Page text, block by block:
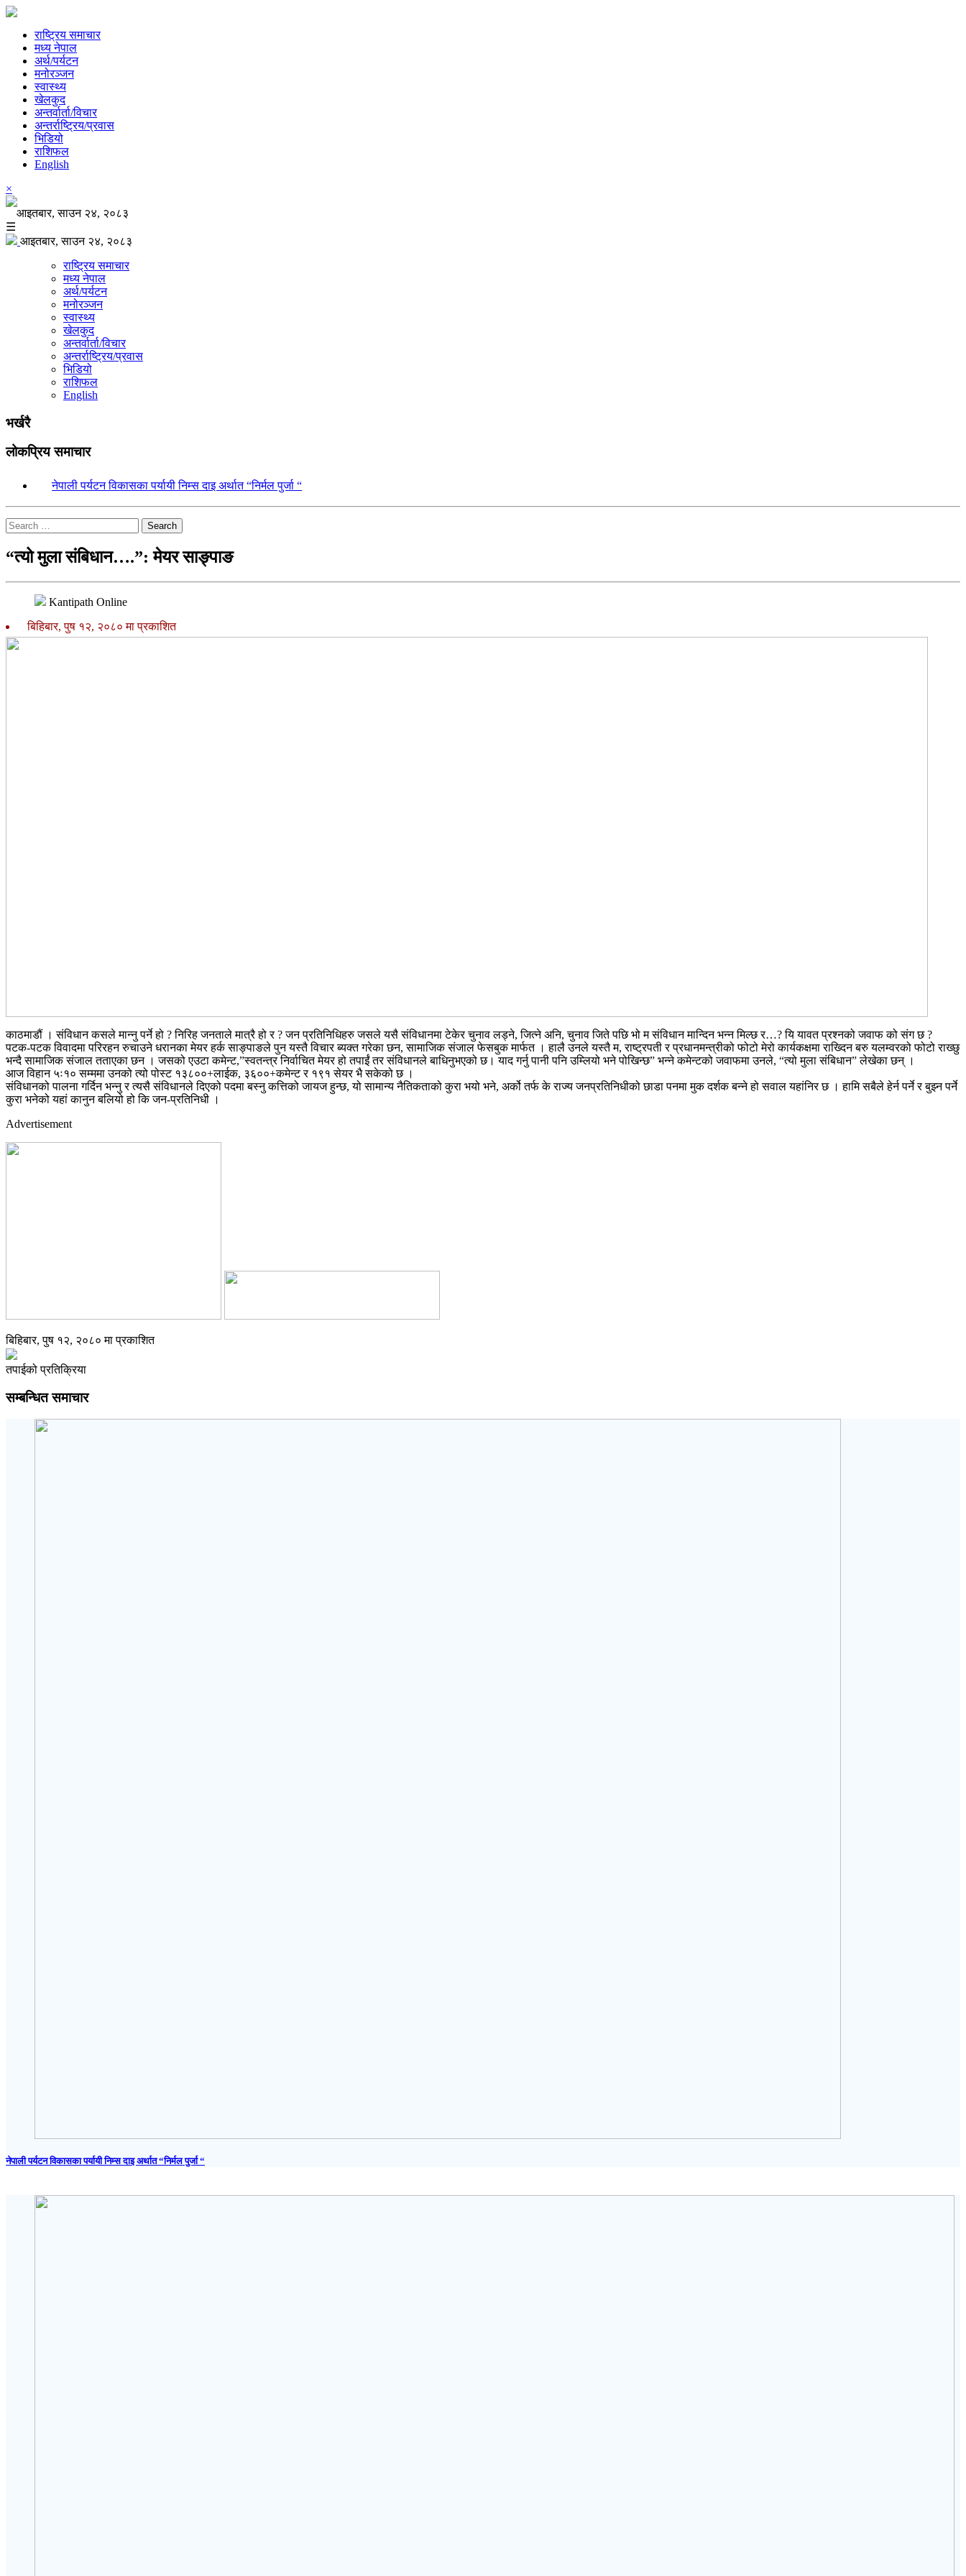
राष्ट्रिय समाचार
मध्य नेपाल
अर्थ/पर्यटन
मनोरञ्जन
स्वास्थ्य
खेलकुद
अन्तर्वार्ता/विचार
अन्तर्राष्ट्रिय/प्रवास
भिडियो
राशिफल
English
×
आइतबार, साउन २४, २०८३
☰
आइतबार, साउन २४, २०८३
राष्ट्रिय समाचार
मध्य नेपाल
अर्थ/पर्यटन
मनोरञ्जन
स्वास्थ्य
खेलकुद
अन्तर्वार्ता/विचार
अन्तर्राष्ट्रिय/प्रवास
भिडियो
राशिफल
English
भर्खरै
लोकप्रिय समाचार
नेपाली पर्यटन विकासका पर्यायी निम्स दाइ अर्थात “निर्मल पुर्जा “
Search
“त्यो मुला संबिधान….”: मेयर साङ्पाङ
Kantipath Online
बिहिबार, पुष १२, २०८० मा प्रकाशित
काठमाडौं । संविधान कसले मान्नु पर्ने हो ? निरिह जनताले मात्रै हो र ? जन प्रतिनिधिहरु जसले यसै संविधानमा टेकेर चुनाव लड्ने, जित्ने अनि, चुनाव जिते पछि भो म संविधान मान्दिन भन्न मिल्छ र…? यि यावत प्रश्नको जवाफ को संग छ ?
पटक-पटक विवादमा परिरहन रुचाउने धरानका मेयर हर्क साङ्पाङले पुन यस्तै विचार ब्यक्त गरेका छन, सामाजिक संजाल फेसबुक मार्फत । हालै उनले यस्तै म, राष्ट्रपती र प्रधानमन्त्रीको फोटो मेरो कार्यकक्षमा राख्दिन बरु यलम्वरको फोटो राख्छु
भन्दै सामाजिक संजाल तताएका छन । जसको एउटा कमेन्ट,”स्वतन्त्र निर्वाचित मेयर हो तपाईं तर संविधानले बाधिनुभएको छ। याद गर्नु पानी पनि उम्लियो भने पोखिन्छ” भन्ने कमेन्टको जवाफमा उनले, “त्यो मुला संबिधान” लेखेका छन् ।
आज विहान ५ः१० सम्ममा उनको त्यो पोस्ट १३८००+लाईक, ३६००+कमेन्ट र १९१ सेयर भै सकेको छ ।
संविधानको पालना गर्दिन भन्नु र त्यसै संविधानले दिएको पदमा बस्नु कत्तिको जायज हुन्छ, यो सामान्य नैतिकताको कुरा भयो भने, अर्को तर्फ के राज्य जनप्रतिनिधीको छाडा पनमा मुक दर्शक बन्ने हो सवाल यहांनिर छ । हामि सबैले हेर्न पर्ने र बुझ्न पर्ने
कुरा भनेको यहां कानुन बलियो हो कि जन-प्रतिनिधी ।
Advertisement
बिहिबार, पुष १२, २०८० मा प्रकाशित
तपाईको प्रतिक्रिया
सम्बन्धित समाचार
नेपाली पर्यटन विकासका पर्यायी निम्स दाइ अर्थात “निर्मल पुर्जा “